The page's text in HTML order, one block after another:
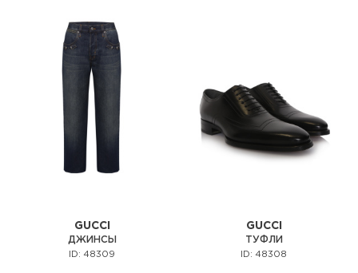
GUCCI
ДЖИНСЫ
ID: 48309
GUCCI
ТУФЛИ
ID: 48308